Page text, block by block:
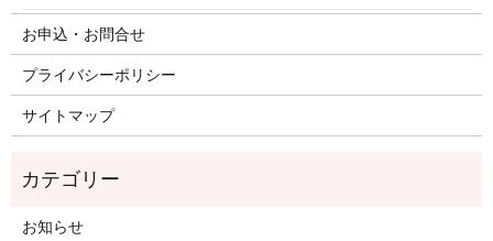
お申込・お問合せ
プライバシーポリシー
サイトマップ
お知らせ